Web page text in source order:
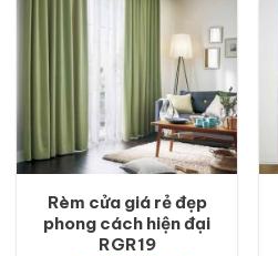
Rèm cửa giá rẻ đẹp
phong cách hiện đại
RGR19